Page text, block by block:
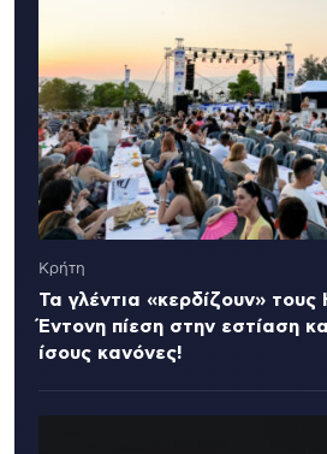
Κρήτη
Τα γλέντια «κερδίζουν»
Έντονη πίεση στην εστίαση
ίσους κανόνες!